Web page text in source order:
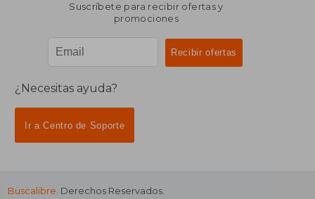
Suscríbete para recibir ofertas y
promociones
¿Necesitas ayuda?
Ir a Centro de Soporte
Buscalibre. Derechos Reservados.